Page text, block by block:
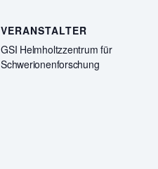
VERANSTALTER
GSI Helmholtzzentrum für
Schwerionenforschung